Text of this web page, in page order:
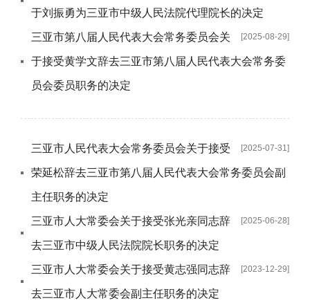
于刘振勇为三亚市中级人民法院代理院长的决定
[2025-08-29]
三亚市第八届人民代表大会常务委员会关
于接受黄学文辞去三亚市第八届人民代表大会常务委
员会委员职务的决定
[2025-07-31]
三亚市人民代表大会常务委员会关于接受
荣延松辞去三亚市第八届人民代表大会常务委员会副
主任职务的决定
[2025-06-28]
三亚市人大常委会关于接受张光亲同志辞
去三亚市中级人民法院院长职务的决定
[2023-12-29]
三亚市人大常委会关于接受黄志强同志辞
去三亚市人大常委会副主任职务的决定